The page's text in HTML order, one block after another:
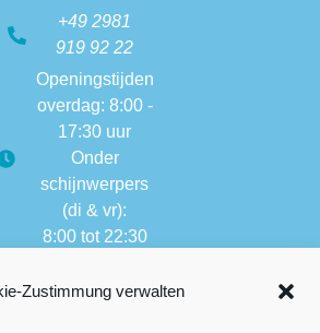
Zustimmung verwalten
+49 2981
919 92 22
Openingstijden
overdag: 8:00 -
17:30 uur
Onder
schijnwerpers
(di & vr):
8:00 tot 22:30
van andere